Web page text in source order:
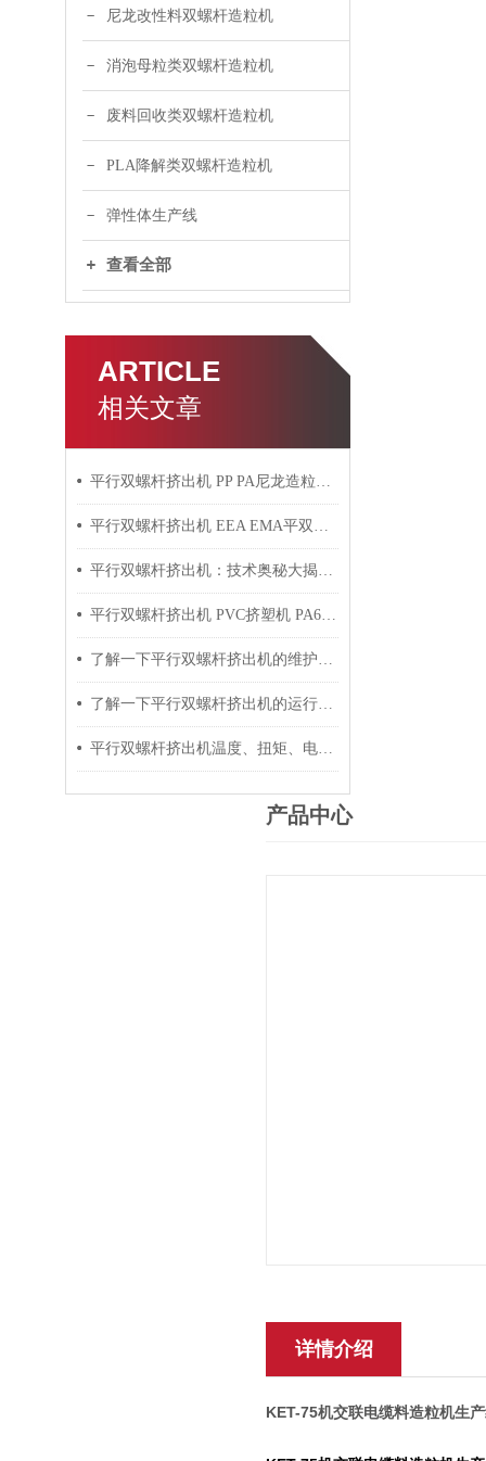
尼龙改性料双螺杆造粒机
消泡母粒类双螺杆造粒机
废料回收类双螺杆造粒机
PLA降解类双螺杆造粒机
弹性体生产线
查看全部
ARTICLE
相关文章
平行双螺杆挤出机 PP PA尼龙造粒机技术参数
平行双螺杆挤出机 EEA EMA平双挤出机 双螺杆挤出机技术参数
平行双螺杆挤出机：技术奥秘大揭秘！
平行双螺杆挤出机 PVC挤塑机 PA6+玻纤挤出造粒机技术参数
了解一下平行双螺杆挤出机的维护保养方法吧
了解一下平行双螺杆挤出机的运行过程吧
平行双螺杆挤出机温度、扭矩、电流控制要点
产品中心
详情介绍
KET-75机交联电缆料造粒机生